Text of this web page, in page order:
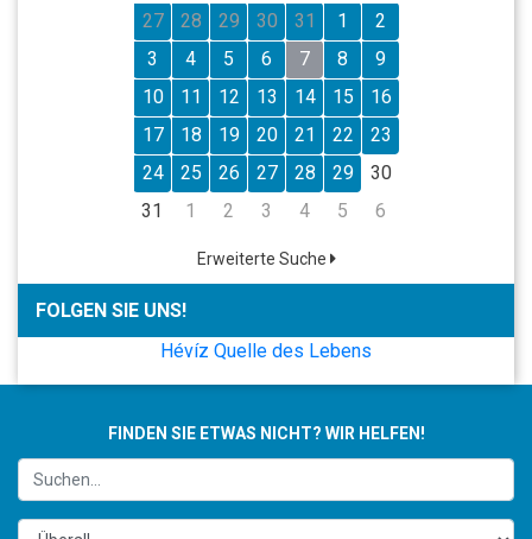
27
28 29 30 31 1
2
3
4 5 6 7 8
9
10
11 12 13 14 15
16
17
18 19 20 21 22
23
24
25 26 27 28 29
30
31
1 2 3 4 5 6
Erweiterte Suche
FOLGEN SIE UNS!
Hévíz Quelle des Lebens
FINDEN SIE ETWAS NICHT? WIR HELFEN!